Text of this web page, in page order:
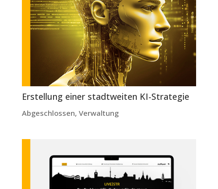
Erstellung einer stadtweiten KI-Strategie
Abgeschlossen, Verwaltung